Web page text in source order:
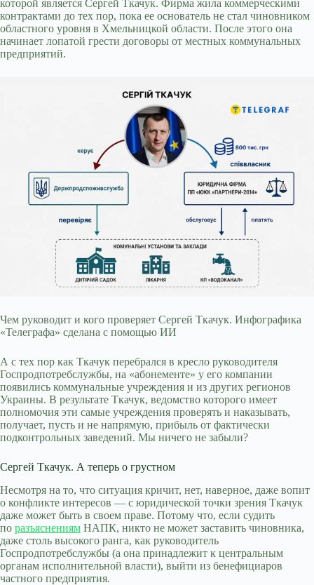
которой является Сергей Ткачук. Фирма жила коммерческими
контрактами до тех пор, пока ее основатель не стал чиновником
областного уровня в Хмельницкой области. После этого она
начинает лопатой грести договоры от местных коммунальных
предприятий.
Чем руководит и кого проверяет Сергей Ткачук. Инфографика
«Телеграфа» сделана с помощью ИИ
А с тех пор как Ткачук перебрался в кресло руководителя
Госпродпотребслужбы, на «абонементе» у его компании
появились коммунальные учреждения и из других регионов
Украины. В результате Ткачук, ведомство которого имеет
полномочия эти самые учреждения проверять и наказывать,
получает, пусть и не напрямую, прибыль от фактически
подконтрольных заведений. Мы ничего не забыли?
Сергей Ткачук. А теперь о грустном
Несмотря на то, что ситуация кричит, нет, наверное, даже вопит
о конфликте интересов — с юридической точки зрения Ткачук
даже может быть в своем праве. Потому что, если судить
по разъяснениям НАПК, никто не может заставить чиновника,
даже столь высокого ранга, как руководитель
Госпродпотребслужбы (а она принадлежит к центральным
органам исполнительной власти), выйти из бенефициаров
частного предприятия.